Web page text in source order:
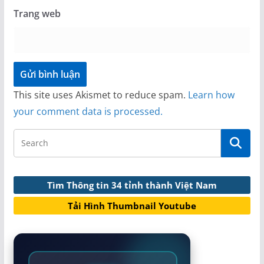
Trang web
This site uses Akismet to reduce spam. Learn how
your comment data is processed.
Tìm Thông tin 34 tỉnh thành Việt Nam
Tải Hình Thumbnail Youtube